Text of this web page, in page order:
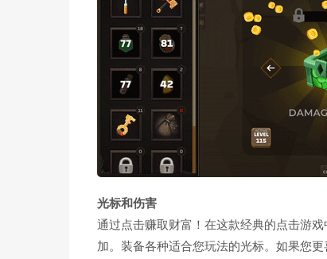
光标和伤害
通过点击赚取财富！在这款经典的点击游
加。装备各种适合您玩法的光标。如果您